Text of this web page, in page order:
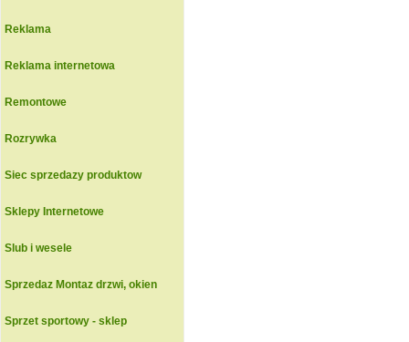
Reklama
Reklama internetowa
Remontowe
Rozrywka
Siec sprzedazy produktow
Sklepy Internetowe
Slub i wesele
Sprzedaz Montaz drzwi, okien
Sprzet sportowy - sklep